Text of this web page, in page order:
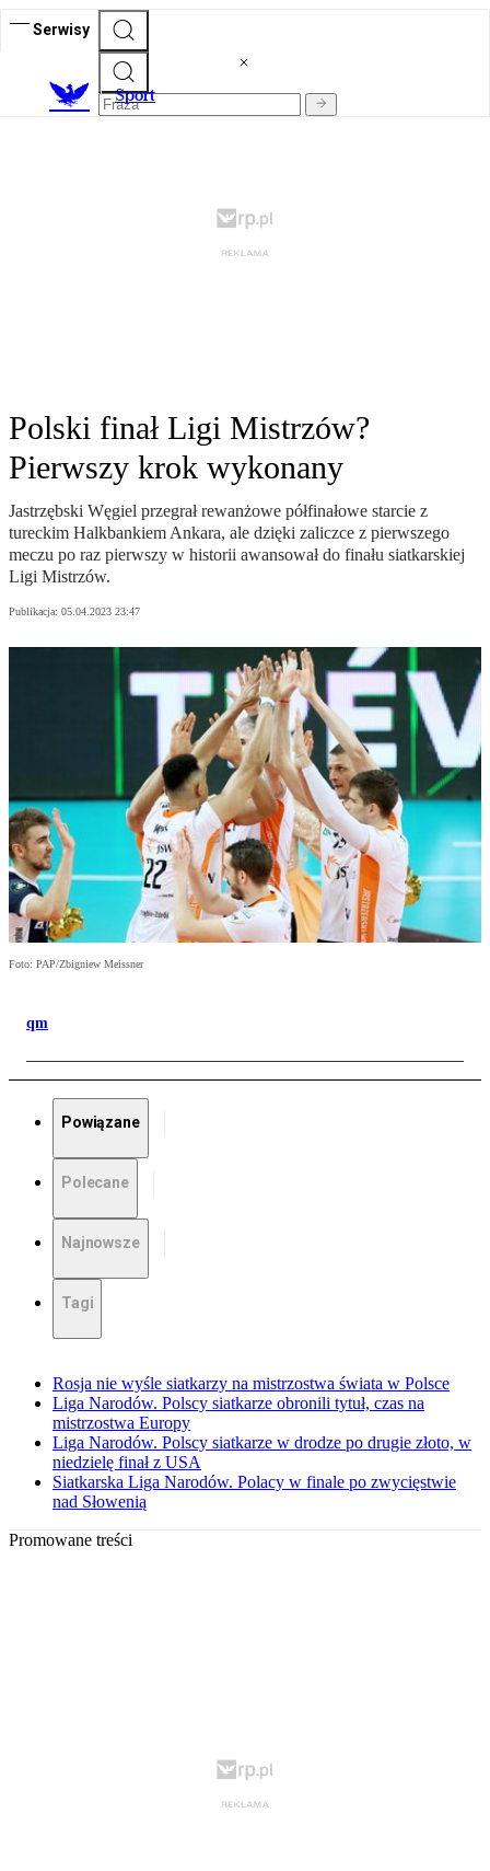
Serwisy
Sport
Polski finał Ligi Mistrzów?
Pierwszy krok wykonany
Jastrzębski Węgiel przegrał rewanżowe półfinałowe starcie z
tureckim Halkbankiem Ankara, ale dzięki zaliczce z pierwszego
meczu po raz pierwszy w historii awansował do finału siatkarskiej
Ligi Mistrzów.
Publikacja: 05.04.2023 23:47
Foto: PAP/Zbigniew Meissner
qm
Powiązane
Polecane
Najnowsze
Tagi
Rosja nie wyśle siatkarzy na mistrzostwa świata w Polsce
Liga Narodów. Polscy siatkarze obronili tytuł, czas na
mistrzostwa Europy
Liga Narodów. Polscy siatkarze w drodze po drugie złoto, w
niedzielę finał z USA
Siatkarska Liga Narodów. Polacy w finale po zwycięstwie
nad Słowenią
Promowane treści